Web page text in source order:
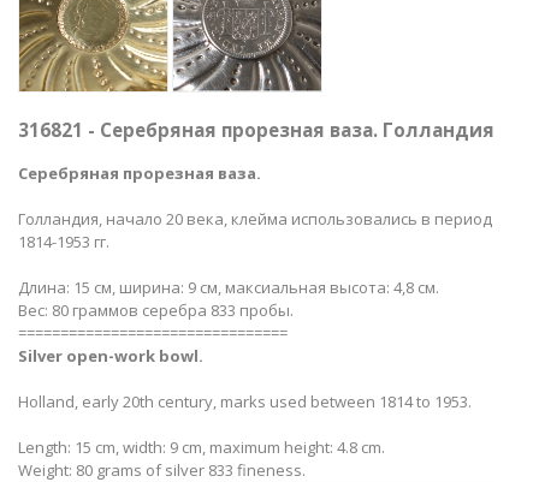
316821 - Серебряная прорезная ваза. Голландия
Серебряная прорезная ваза.
Голландия, начало 20 века, клейма использовались в период
1814-1953 гг.
Длина: 15 см, ширина: 9 см, максиальная высота: 4,8 см.
Вес: 80 граммов серебра 833 пробы.
================================
Silver open-work bowl​.
Holland, early 20th century, marks used between 1814 to 1953.
Length: 15 cm, width: 9 cm, maximum height: 4.8 cm.
Weight: 80 grams of silver 833 fineness.